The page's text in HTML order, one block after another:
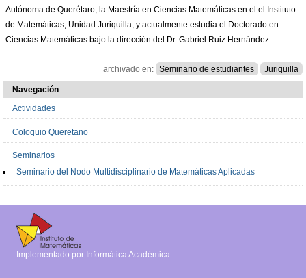
Autónoma de Querétaro, la Maestría en Ciencias Matemáticas en el el Instituto
de Matemáticas, Unidad Juriquilla, y actualmente estudia el Doctorado en
Ciencias Matemáticas bajo la dirección del Dr. Gabriel Ruiz Hernández.
archivado en: Seminario de estudiantes Juriquilla
Navegación
Actividades
Coloquio Queretano
Seminarios
Seminario del Nodo Multidisciplinario de Matemáticas Aplicadas
Implementado por Informática Académica